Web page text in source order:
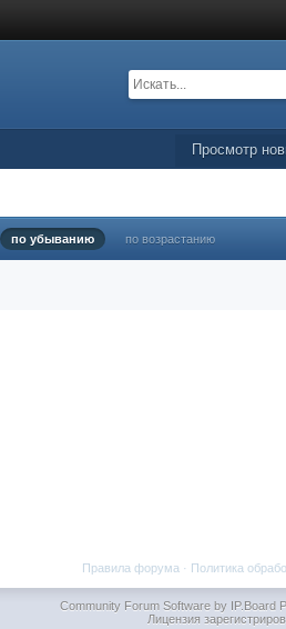
Просмотр
по убыванию по возрастанию
Политика
Правила форума ·
Community Forum Software by IP.Board
Лицензия